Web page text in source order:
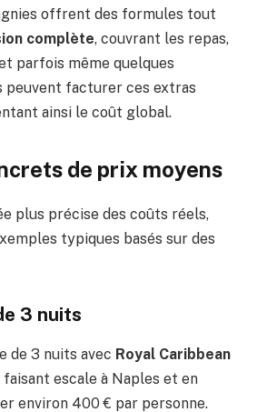
offrent des formules tout
complète, couvrant les repas,
parfois même quelques
peuvent facturer ces extras
ainsi le coût global.
de prix moyens
plus précise des coûts réels,
typiques basés sur des
3 nuits
de 3 nuits avec Royal Caribbean
escale à Naples et en
environ 400 € par personne.